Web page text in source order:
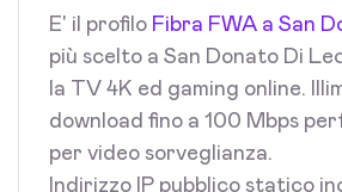
E' il profilo Fibra FWA a San
più scelto a San Donato Di
la TV 4K ed gaming online.
download fino a 100 Mbps
per video sorveglianza.
Indirizzo IP pubblico statico